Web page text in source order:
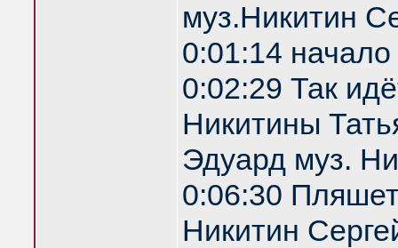
муз.Никитин
0:01:14 начало
0:02:29 Так
Никитины
Эдуард муз.
0:06:30
Никитин